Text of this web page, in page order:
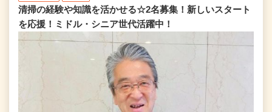
清掃の経験や知識を活かせる☆2名募集！新しいスタート
を応援！ミドル・シニア世代活躍中！